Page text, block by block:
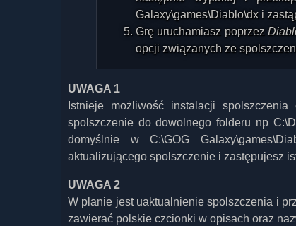
Galaxy\games\Diablo\dx i
Grę uruchamiasz poprzez
opcji związanych ze
UWAGA 1
Istnieje możliwość instalacji
spolszczenie do dowolnego folderu np
domyślnie w C:\GOG
aktualizującego spolszczenie i zastępujesz
UWAGA 2
W planie jest uaktualnienie spolszczenia i
zawierać polskie czcionki w opisach oraz